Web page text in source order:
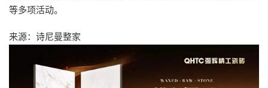
等多项活动。
来源：诗尼曼整家